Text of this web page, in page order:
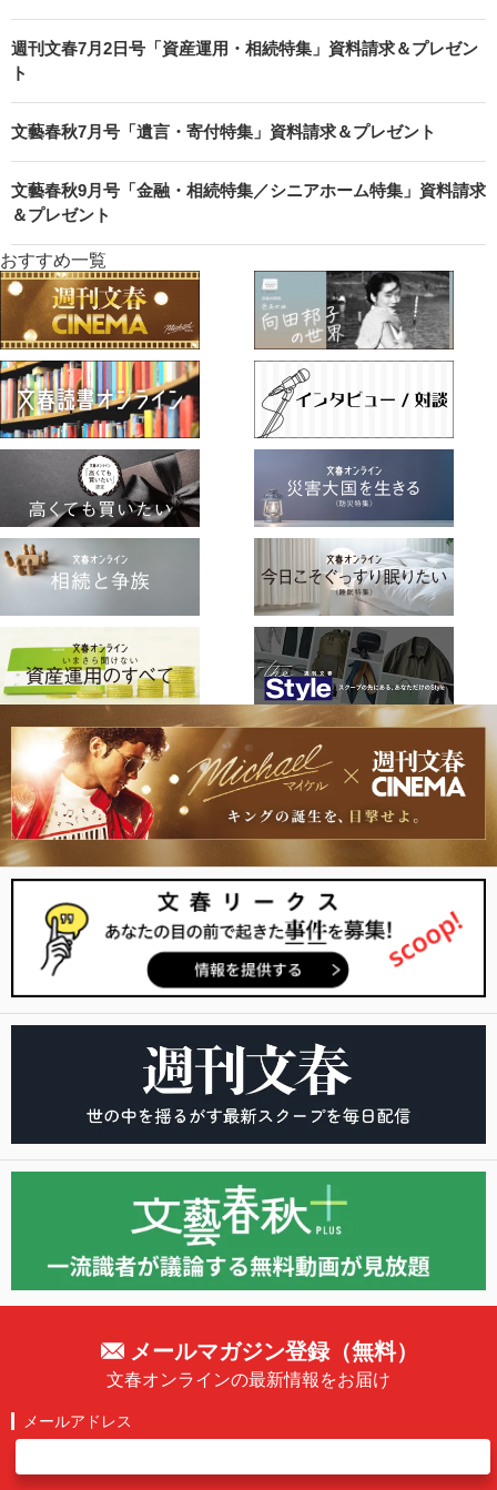
週刊文春7月2日号「資産運用・相続特集」資料請求＆プレゼン
ト
文藝春秋7月号「遺言・寄付特集」資料請求＆プレゼント
文藝春秋9月号「金融・相続特集／シニアホーム特集」資料請求
＆プレゼント
おすすめ一覧
メールマガジン登録（無料）
文春オンラインの最新情報をお届け
メールアドレス